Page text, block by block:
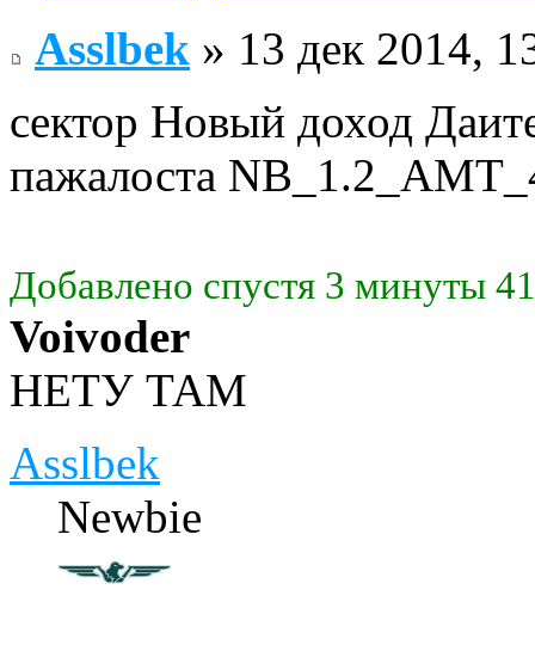
Asslbek » 13 дек 2014,
сектор Новый доход
пажалоста
Добавлено спустя 3 минуты
Voivoder
НЕТУ ТАМ
Asslbek
Newbie